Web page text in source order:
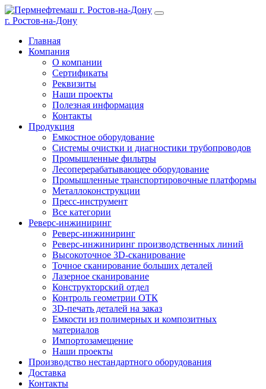
г. Ростов-на-Дону
Главная
Компания
О компании
Сертификаты
Реквизиты
Наши проекты
Полезная информация
Контакты
Продукция
Емкостное оборудование
Системы очистки и диагностики трубопроводов
Промышленные фильтры
Лесоперерабатывающее оборудование
Промышленные транспортировочные платформы
Металлоконструкции
Пресс-инструмент
Все категории
Реверс-инжиниринг
Реверс-инжиниринг
Реверс-инжиниринг производственных линий
Высокоточное 3D-сканирование
Точное сканирование больших деталей
Лазерное сканирование
Конструкторский отдел
Контроль геометрии ОТК
3D-печать деталей на заказ
Емкости из полимерных и композитных
материалов
Импортозамещение
Наши проекты
Производство нестандартного оборудования
Доставка
Контакты